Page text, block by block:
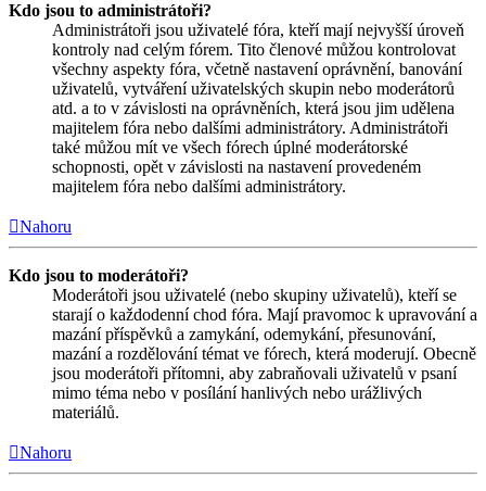
Kdo jsou to administrátoři?
Administrátoři jsou uživatelé fóra, kteří mají nejvyšší úroveň
kontroly nad celým fórem. Tito členové můžou kontrolovat
všechny aspekty fóra, včetně nastavení oprávnění, banování
uživatelů, vytváření uživatelských skupin nebo moderátorů
atd. a to v závislosti na oprávněních, která jsou jim udělena
majitelem fóra nebo dalšími administrátory. Administrátoři
také můžou mít ve všech fórech úplné moderátorské
schopnosti, opět v závislosti na nastavení provedeném
majitelem fóra nebo dalšími administrátory.
Nahoru
Kdo jsou to moderátoři?
Moderátoři jsou uživatelé (nebo skupiny uživatelů), kteří se
starají o každodenní chod fóra. Mají pravomoc k upravování a
mazání příspěvků a zamykání, odemykání, přesunování,
mazání a rozdělování témat ve fórech, která moderují. Obecně
jsou moderátoři přítomni, aby zabraňovali uživatelů v psaní
mimo téma nebo v posílání hanlivých nebo urážlivých
materiálů.
Nahoru